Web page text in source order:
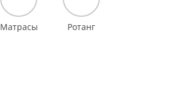
Матрасы Ротанг